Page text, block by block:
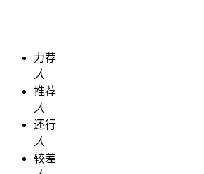
力荐
人
推荐
人
还行
人
较差